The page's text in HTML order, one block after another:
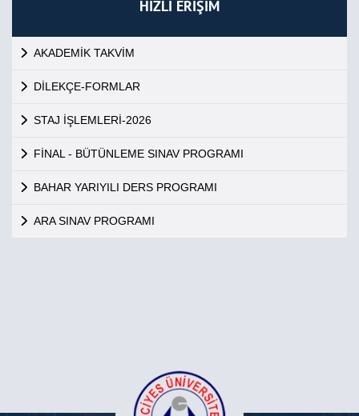
HIZLI ERİŞİM
AKADEMİK TAKVİM
DİLEKÇE-FORMLAR
STAJ İŞLEMLERİ-2026
FİNAL - BÜTÜNLEME SINAV PROGRAMI
BAHAR YARIYILI DERS PROGRAMI
ARA SINAV PROGRAMI